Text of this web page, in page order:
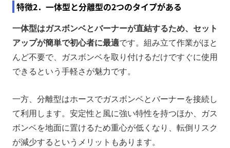
特徴2．一体型と分離型の2つのタイプがある
一体型はガスボンベとバーナーが直結するため、セット
アップが簡単で初心者に最適です。組み立て作業がほと
んど不要で、ガスボンベを取り付けるだけですぐに使用
できるという手軽さが魅力です。
一方、分離型はホースでガスボンベとバーナーを接続し
て利用します。安定性と風に強い特性を持つほか、ガス
ボンベを地面に置けるため重心が低くなり、転倒リスク
が減少するというメリットもあります。